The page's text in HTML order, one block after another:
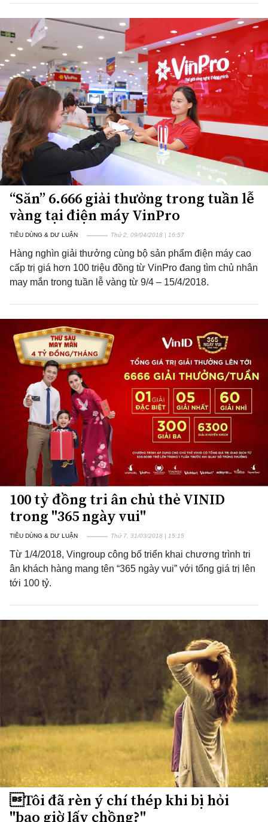
“Săn” 6.666 giải thưởng trong tuần lễ
vàng tại điện máy VinPro
TIÊU DÙNG & DƯ LUẬN Thứ 2, 09/04/2018 | 16:57
Hàng nghìn giải thưởng cùng bộ sản phẩm điện máy cao
cấp trị giá hơn 100 triệu đồng từ VinPro đang tìm chủ nhân
may mắn trong tuần lễ vàng từ 9/4 – 15/4/2018.
100 tỷ đồng tri ân chủ thẻ VINID
trong "365 ngày vui"
TIÊU DÙNG & DƯ LUẬN Thứ 7, 31/03/2018 | 15:15
Từ 1/4/2018, Vingroup công bố triển khai chương trình tri
ân khách hàng mang tên “365 ngày vui” với tổng giá trị lên
tới 100 tỷ.
Tôi đã rèn ý chí thép khi bị hỏi
"bao giờ lấy chồng?"